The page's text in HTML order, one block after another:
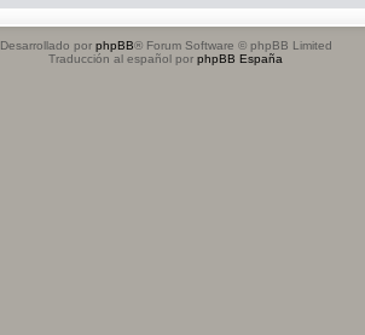
Desarrollado por phpBB® Forum Software © phpBB Limited
Traducción al español por phpBB España